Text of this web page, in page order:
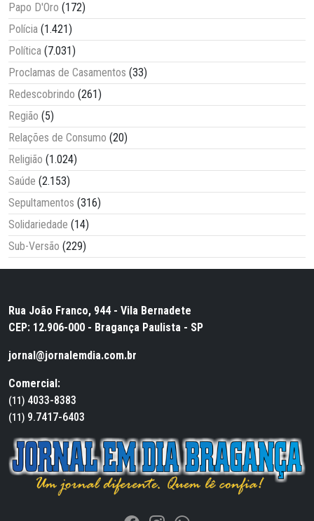
Papo D'Oro (172)
Polícia (1.421)
Política (7.031)
Proclamas de Casamentos (33)
Redescobrindo (261)
Região (5)
Relações de Consumo (20)
Religião (1.024)
Saúde (2.153)
Sepultamentos (316)
Solidariedade (14)
Sub-Versão (229)
Rua João Franco, 944 - Vila Bernadete
CEP: 12.906-000 - Bragança Paulista - SP
jornal@jornalemdia.com.br
Comercial:
(11) 4033-8383
(11) 9.7417-6403